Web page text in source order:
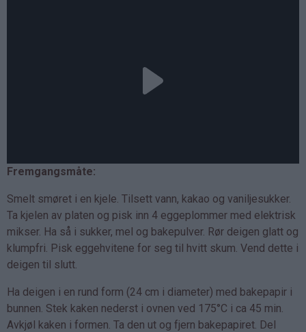
Fremgangsmåte:
Smelt smøret i en kjele. Tilsett vann, kakao og vaniljesukker.
Ta kjelen av platen og pisk inn 4 eggeplommer med elektrisk
mikser. Ha så i sukker, mel og bakepulver. Rør deigen glatt og
klumpfri. Pisk eggehvitene for seg til hvitt skum. Vend dette i
deigen til slutt.
Ha deigen i en rund form (24 cm i diameter) med bakepapir i
bunnen. Stek kaken nederst i ovnen ved 175°C i ca 45 min.
Avkjøl kaken i formen. Ta den ut og fjern bakepapiret. Del